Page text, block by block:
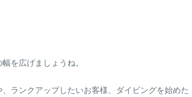
を広げましょうね。
ランクアップしたいお客様、ダイビングを始めた